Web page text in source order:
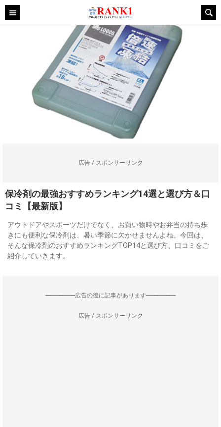
広告 / スポンサーリンク
保冷剤の最強おすすめランキング14選と選び方＆口
コミ【最新版】
アウトドアやスポーツだけでなく、お買い物時やお弁当の持ち歩
きにも便利な保冷剤は、暑い季節に欠かせませんよね。今回は、
そんな保冷剤のおすすめランキングTOP14と選び方、口コミをご
紹介していきます。
--------------------広告の後に記事があります--------------------
広告 / スポンサーリンク